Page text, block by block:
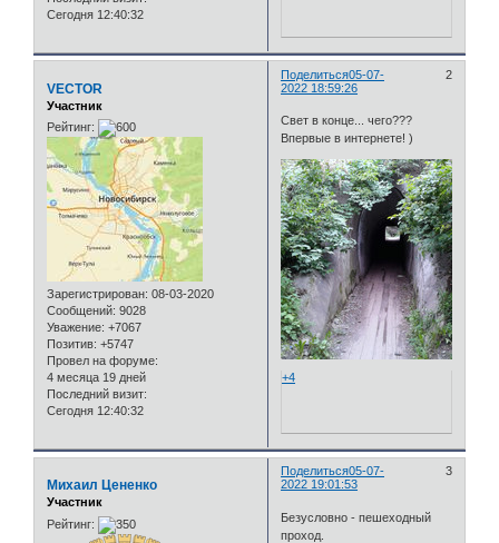
Сегодня 12:40:32
Поделиться 2
05-07-
2022 18:59:26
VECTOR
Участник
Рейтинг:
Зарегистрирован: 08-03-2020
Сообщений: 9028
Уважение: +7067
Позитив: +5747
Провел на форуме:
4 месяца 19 дней
Последний визит:
Сегодня 12:40:32
Свет в конце... чего???
Впервые в интернете! )
+4
Поделиться 3
05-07-
2022 19:01:53
Михаил Цененко
Участник
Рейтинг:
Безусловно - пешеходный
проход.